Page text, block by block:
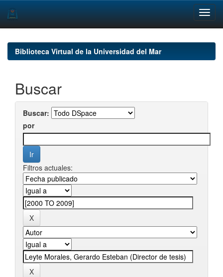
navigationBiblioteca Virtual de la Universidad del Mar
Buscar
Buscar:
por
Filtros actuales: